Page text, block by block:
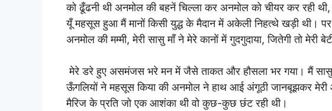
को ढूँढनी थी अनमोल की बहनें चिल्ला कर अनमोल को चीयर कर रही
यूँ महसूस हुआ मैं मानों किसी युद्ध के मैदान में अकेली निहत्थे खड़ी थी।
अनमोल की मम्मी, मेरी सासु माँ ने मेरे कानों में गुदगुदाया, जितेगी तो मेरी
मेरे डरे हुए असमंजस भरे मन में जैसे ताकत और हौसला भर गया। मैं
ऊँगलियों ने महसूस किया की अनमोल ने हाथ आई अंगूठी जानबूझकर
मैरिज के प्रति जो एक आशंका थी वो कुछ-कुछ छंट रही थी।